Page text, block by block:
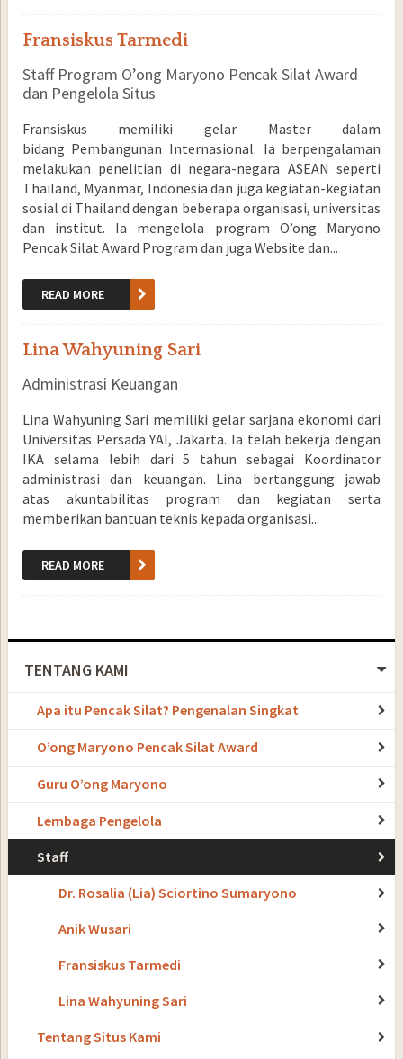
Fransiskus Tarmedi
Staff Program O’ong Maryono Pencak Silat Award
dan Pengelola Situs
Fransiskus memiliki gelar Master dalam
bidang Pembangunan Internasional. Ia berpengalaman
melakukan penelitian di negara-negara ASEAN seperti
Thailand, Myanmar, Indonesia dan juga kegiatan-kegiatan
sosial di Thailand dengan beberapa organisasi, universitas
dan institut. Ia mengelola program O’ong Maryono
Pencak Silat Award Program dan juga Website dan...
READ MORE
Lina Wahyuning Sari
Administrasi Keuangan
Lina Wahyuning Sari memiliki gelar sarjana ekonomi dari
Universitas Persada YAI, Jakarta. Ia telah bekerja dengan
IKA selama lebih dari 5 tahun sebagai Koordinator
administrasi dan keuangan. Lina bertanggung jawab
atas akuntabilitas program dan kegiatan serta
memberikan bantuan teknis kepada organisasi...
READ MORE
TENTANG KAMI
Apa itu Pencak Silat? Pengenalan Singkat
O’ong Maryono Pencak Silat Award
Guru O’ong Maryono
Lembaga Pengelola
Staff
Dr. Rosalia (Lia) Sciortino Sumaryono
Anik Wusari
Fransiskus Tarmedi
Lina Wahyuning Sari
Tentang Situs Kami